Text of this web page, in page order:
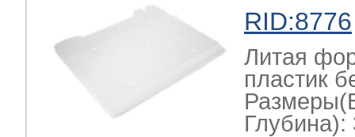
RID:8776
Литая
пластик
Глубина):